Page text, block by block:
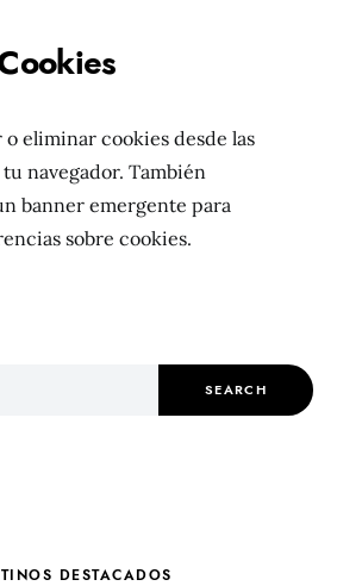
eliminar cookies desde las
navegador. También
banner emergente para
sobre cookies.
SEARCH
DESTACADOS